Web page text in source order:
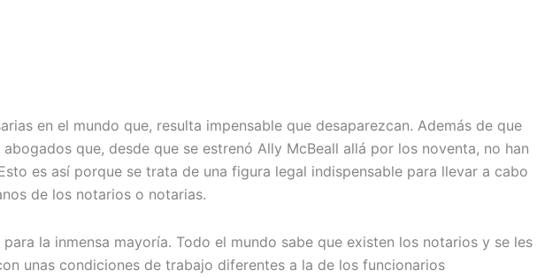
en el mundo que, resulta impensable que desaparezcan. Además de que
que, desde que se estrenó Ally McBeall allá por los noventa, no han
es así porque se trata de una figura legal indispensable para llevar a cabo
de los notarios o notarias.
la inmensa mayoría. Todo el mundo sabe que existen los notarios y se les
unas condiciones de trabajo diferentes a la de los funcionarios